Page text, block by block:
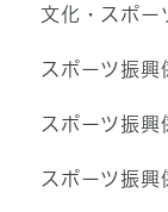
文化・スポ
スポーツ振
スポーツ振
スポーツ振